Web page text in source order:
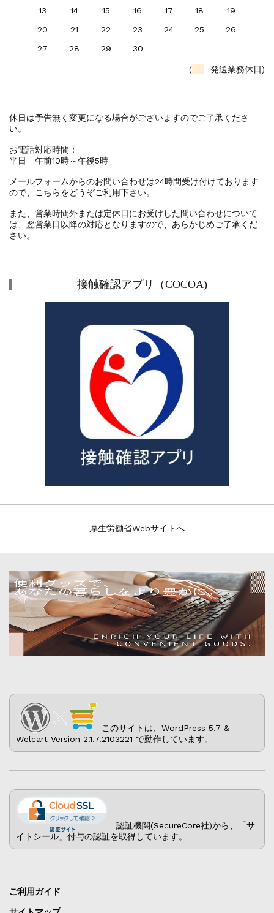
13
14 15 16 17 18
19
20
21 22 23 24 25
26
27
28 29 30
( 発送業務休日)
休日は予告無く変更になる場合がございますのでご了承くださ
い。
お電話対応時間：
平日 午前10時～午後5時
メールフォームからのお問い合わせは24時間受け付けております
ので、こちらをどうぞご利用下さい。
また、営業時間外または定休日にお受けした問い合わせについて
は、翌営業日以降の対応となりますので、あらかじめご了承くだ
さい。
接触確認アプリ（COCOA)
厚生労働省Webサイトへ
このサイトは、WordPress 5.7 &
Welcart Version 2.1.7.2103221 で動作しています。
認証機関(SecureCore社)から、「サ
イトシール」付与の認証を取得しています。
ご利用ガイド